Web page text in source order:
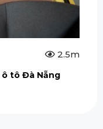
2.5m
tô Đà Nẵng